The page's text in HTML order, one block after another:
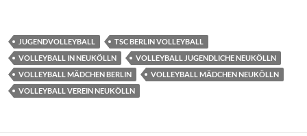
JUGENDVOLLEYBALL
TSC BERLIN VOLLEYBALL
VOLLEYBALL IN NEUKÖLLN
VOLLEYBALL JUGENDLICHE NEUKÖLLN
VOLLEYBALL MÄDCHEN BERLIN
VOLLEYBALL MÄDCHEN NEUKÖLLN
VOLLEYBALL VEREIN NEUKÖLLN